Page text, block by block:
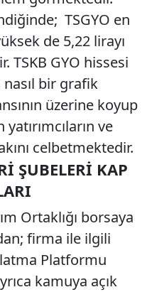
TSGYO en
de 5,22 lirayı
TSKB GYO hissesi
nasıl bir grafik
üzerine koyup
ve
celbetmektedir.
ŞUBELERI KAP
Ortaklığı borsaya
firma ile ilgili
Platformu
kamuya açık